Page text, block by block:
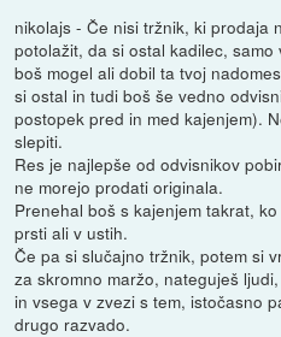
nikolajs - Če nisi tržnik, ki prodaja
potolažit, da si ostal kadilec,
boš mogel ali dobil ta tvoj
si ostal in tudi boš še vedno
postopek pred in med kajenjem).
slepiti.
Res je najlepše od odvisnikov
ne morejo prodati originala.
Prenehal boš s kajenjem takrat,
prsti ali v ustih.
Če pa si slučajno tržnik, potem si
za skromno maržo, nateguješ
in vsega v zvezi s tem, istočasno
drugo razvado.